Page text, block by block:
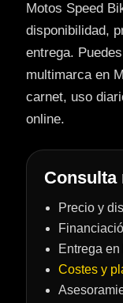
Motos Speed
disponibilidad,
entrega.
multimarca en
carnet, uso
online.
Consulta
Precio y
Entrega
Costes y